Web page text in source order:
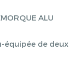
ALU
équipée de deux